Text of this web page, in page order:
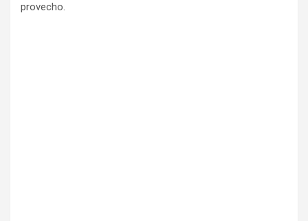
provecho.